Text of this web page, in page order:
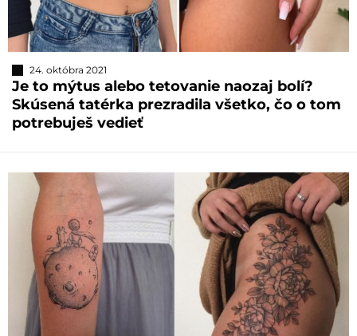
24. októbra 2021
Je to mýtus alebo tetovanie naozaj bolí?
Skúsená tatérka prezradila všetko, čo o tom
potrebuješ vedieť